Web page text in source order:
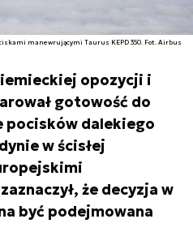
manewrującymi Taurus KEPD 350. Fot. Airbus
opozycji i
gotowość do
pocisków dalekiego
w ścisłej
że decyzja w
być podejmowana